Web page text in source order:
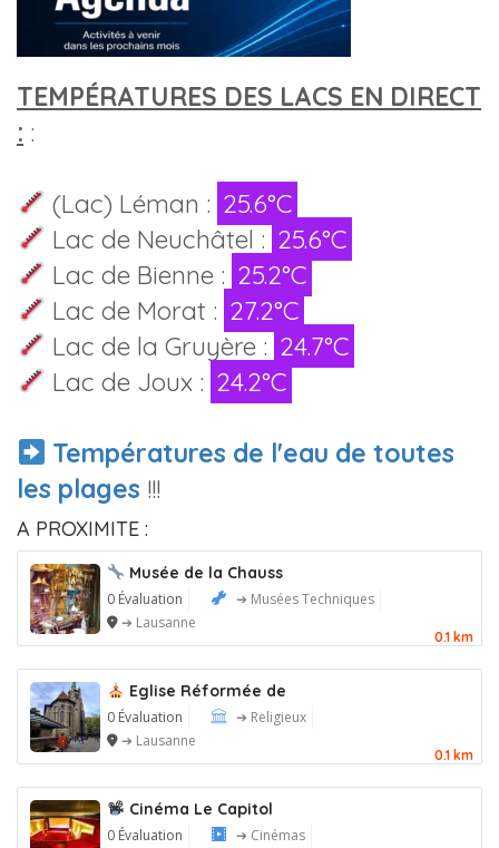
TEMPÉRATURES DES LACS EN DIRECT
: :
(Lac) Léman : 25.6°C
Lac de Neuchâtel : 25.6°C
Lac de Bienne : 25.2°C
Lac de Morat : 27.2°C
Lac de la Gruyère : 24.7°C
Lac de Joux : 24.2°C
Températures de l'eau de toutes
les plages !!!
A PROXIMITE :
Musée de la Chauss
0 Évaluation
➔ Musées Techniques
➔ Lausanne
0.1 km
Eglise Réformée de
0 Évaluation
➔ Religieux
➔ Lausanne
0.1 km
Cinéma Le Capitol
0 Évaluation
➔ Cinémas